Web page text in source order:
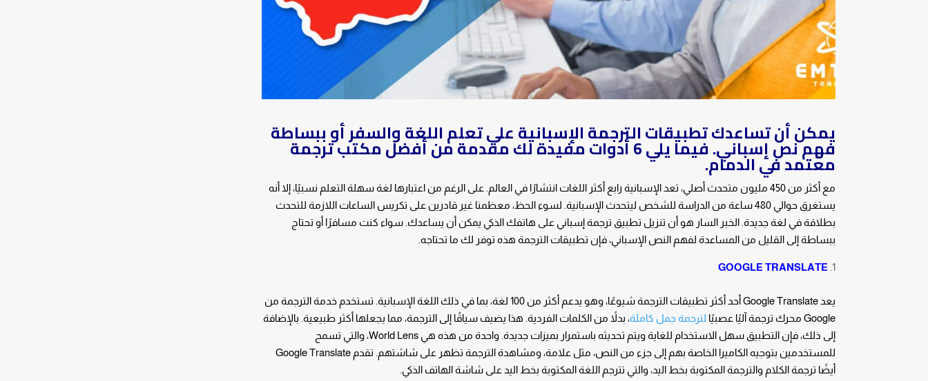
يمكن أن تساعدك تطبيقات الترجمة الإسبانية على تعلم اللغة والسفر أو ببساطة
فهم نص إسباني. فيما يلي 6 أدوات مفيدة لك مقدمة من أفضل مكتب ترجمة
معتمد في الدمام.
مع أكثر من 450 مليون متحدث أصلي، تعد الإسبانية رابع أكثر اللغات انتشارًا في العالم. على الرغم من اعتبارها لغة سهلة التعلم نسبيًا، إلا أنه
يستغرق حوالي 480 ساعة من الدراسة للشخص ليتحدث الإسبانية. لسوء الحظ، معظمنا غير قادرين على تكريس الساعات اللازمة للتحدث
بطلاقة في لغة جديدة. الخبر السار هو أن تنزيل تطبيق ترجمة إسباني على هاتفك الذكي يمكن أن يساعدك. سواء كنت مسافرًا أو تحتاج
ببساطة إلى القليل من المساعدة لفهم النص الإسباني، فإن تطبيقات الترجمة هذه توفر لك ما تحتاجه.
GOOGLE TRANSLATE
يعد Google Translate أحد أكثر تطبيقات الترجمة شيوعًا، وهو يدعم أكثر من 100 لغة، بما في ذلك اللغة الإسبانية. تستخدم خدمة الترجمة من
Google محرك ترجمة آليًا عصبيًا
لترجمة جمل كاملة، بدلاً من الكلمات الفردية. هذا يضيف سياقًا إلى الترجمة، مما يجعلها أكثر طبيعية. بالإضافة
إلى ذلك، فإن التطبيق سهل الاستخدام للغاية ويتم تحديثه باستمرار بميزات جديدة. واحدة من هذه هي World Lens، والتي تسمح
للمستخدمين بتوجيه الكاميرا الخاصة بهم إلى جزء من النص، مثل علامة، ومشاهدة الترجمة تظهر على شاشتهم. تقدم Google Translate
أيضًا ترجمة الكلام والترجمة المكتوبة بخط اليد، والتي تترجم اللغة المكتوبة بخط اليد على شاشة الهاتف الذكي.